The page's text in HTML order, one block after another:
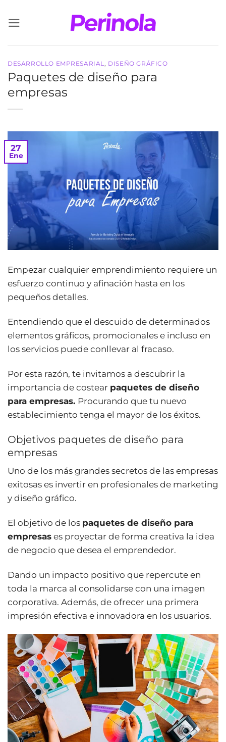
DESARROLLO EMPRESARIAL, DISEÑO GRÁFICO
Paquetes de diseño para
empresas
27
Ene
Empezar cualquier emprendimiento requiere un
esfuerzo continuo y afinación hasta en los
pequeños detalles.
Entendiendo que el descuido de determinados
elementos gráficos, promocionales e incluso en
los servicios puede conllevar al fracaso.
Por esta razón, te invitamos a descubrir la
importancia de costear paquetes de diseño
para empresas. Procurando que tu nuevo
establecimiento tenga el mayor de los éxitos.
Objetivos paquetes de diseño para
empresas
Uno de los más grandes secretos de las empresas
exitosas es invertir en profesionales de marketing
y diseño gráfico.
El objetivo de los paquetes de diseño para
empresas es proyectar de forma creativa la idea
de negocio que desea el emprendedor.
Dando un impacto positivo que repercute en
toda la marca al consolidarse con una imagen
corporativa. Además, de ofrecer una primera
impresión efectiva e innovadora en los usuarios.